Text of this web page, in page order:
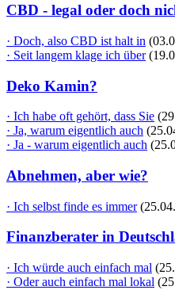
CBD - legal oder doch
· Doch, also CBD ist halt in
· Seit langem klage ich über
Deko Kamin?
· Ich habe oft gehört, dass Sie
· Ja, warum eigentlich auch
· Ja - warum eigentlich auch
Abnehmen, aber wie?
· Ich selbst finde es immer
Finanzberater in
· Ich würde auch einfach mal
· Oder auch einfach mal lokal